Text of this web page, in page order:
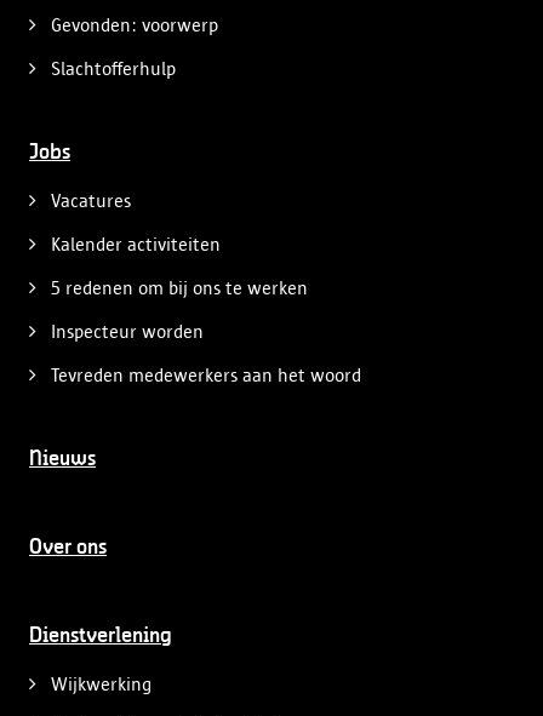
Gevonden: voorwerp
Slachtofferhulp
Jobs
Vacatures
Kalender activiteiten
5 redenen om bij ons te werken
Inspecteur worden
Tevreden medewerkers aan het woord
Nieuws
Over ons
Dienstverlening
Wijkwerking